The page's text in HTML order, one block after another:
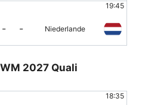
19:45
- - Niederlande
2027 Quali
18:35